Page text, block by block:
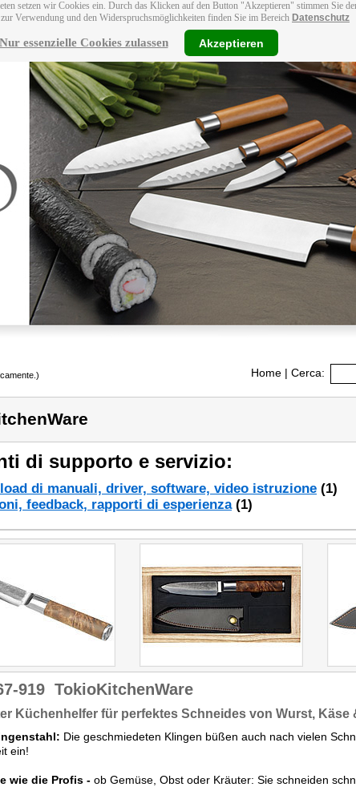
setzen wir Cookies ein. Durch das Klicken auf den Button "Akzeptieren" stimmen Sie
Verwendung und den Widerspruchsmöglichkeiten finden Sie im Bereich Datenschutz
Nur essenzielle Cookies zulassen Akzeptieren
Home | Cerca:
di supporto e servizio:
di manuali, driver, software, video istruzione (1)
feedback, rapporti di esperienza(1)
919 TokioKitchenWare
Küchenhelfer für perfektes Schneides von Wurst, Käse
: Die geschmiedeten Klingen büßen auch nach vielen
ein!
wie die Profis - ob Gemüse, Obst oder Kräuter: Sie schneiden